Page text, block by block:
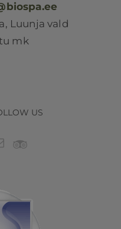
Luunja vald
mk
US